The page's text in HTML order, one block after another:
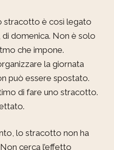
stracotto è così legato
di domenica. Non è solo
che impone.
la giornata
può essere spostato.
di fare uno stracotto.
lo stracotto non ha
cerca l’effetto